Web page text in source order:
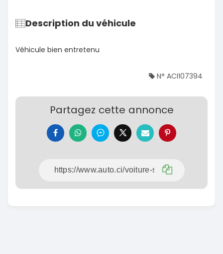
Description du véhicule
Véhicule bien entretenu
N° ACI107394
Partagez cette annonce